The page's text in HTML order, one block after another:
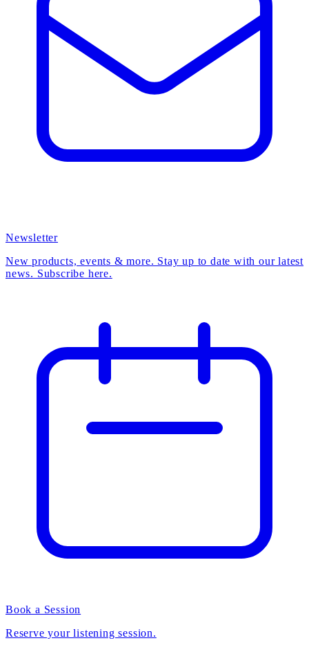
Newsletter
New products, events & more. Stay up to date with our latest
news. Subscribe here.
Book a Session
Reserve your listening session.